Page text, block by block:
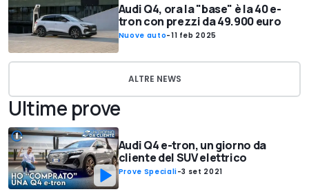
Audi Q4, ora la "base" è la 40 e-
tron con prezzi da 49.900 euro
Nuove auto-11 feb 2025
ALTRE NEWS
Ultime prove
Audi Q4 e-tron, un giorno da
cliente del SUV elettrico
Prove Speciali-3 set 2021